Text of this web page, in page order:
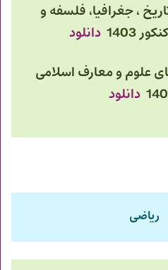
، جغرافيا، فلسفه و
1403
دانلود
علوم و معارف اسلامی
دانلود
ریاضی